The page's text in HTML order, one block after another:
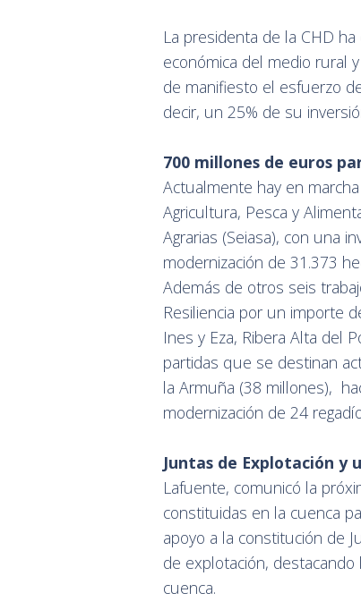
La presidenta de la CHD
económica del medio rural
de manifiesto el esfuerzo
decir, un 25% de su
700 millones de euros
Actualmente hay en
Agricultura, Pesca y
Agrarias (Seiasa), con una
modernización de 31.373
Además de otros seis
Resiliencia por un importe
Ines y Eza, Ribera Alta del
partidas que se destinan
la Armuña (38 millones),
modernización de 24
Juntas de Explotación y
Lafuente, comunicó la
constituidas en la cuenca
apoyo a la constitución de
de explotación,
cuenca.